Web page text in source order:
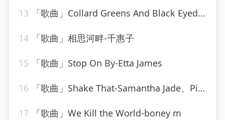
13 「歌曲」Collard Greens And Black Eyed-Peas-Bud Powell
14 「歌曲」相思河畔-千惠子
15 「歌曲」Stop On By-Etta James
16 「歌曲」Shake That-Samantha Jade、Pitbull
17 「歌曲」We Kill the World-boney m